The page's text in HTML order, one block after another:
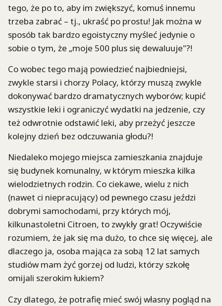
tego, że po to, aby im zwiększyć, komuś innemu
trzeba zabrać – tj., ukraść po prostu! Jak można w
sposób tak bardzo egoistyczny myśleć jedynie o
sobie o tym, że „moje 500 plus się dewaluuje"?!
Co wobec tego mają powiedzieć najbiedniejsi,
zwykle starsi i chorzy Polacy, którzy muszą zwykle
dokonywać bardzo dramatycznych wyborów; kupić
wszystkie leki i ograniczyć wydatki na jedzenie, czy
też odwrotnie odstawić leki, aby przeżyć jeszcze
kolejny dzień bez odczuwania głodu?!
Niedaleko mojego miejsca zamieszkania znajduje
się budynek komunalny, w którym mieszka kilka
wielodzietnych rodzin. Co ciekawe, wielu z nich
(nawet ci niepracujący) od pewnego czasu jeździ
dobrymi samochodami, przy których mój,
kilkunastoletni Citroen, to zwykły grat! Oczywiście
rozumiem, że jak się ma dużo, to chce się więcej, ale
dlaczego ja, osoba mająca za sobą 12 lat samych
studiów mam żyć gorzej od ludzi, którzy szkołę
omijali szerokim łukiem?
Czy dlatego, że potrafię mieć swój własny pogląd na